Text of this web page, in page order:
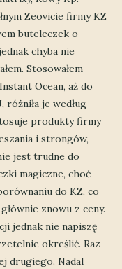
Zeovicie firmy KZ
buteleczek o
chyba nie
Stosowałem
Ocean, aż do
różniła je według
produkty firmy
i strongów,
jest trudne do
magiczne, choć
do KZ, co
znowu z ceny.
jednak nie napiszę
określić. Raz
drugiego. Nadal